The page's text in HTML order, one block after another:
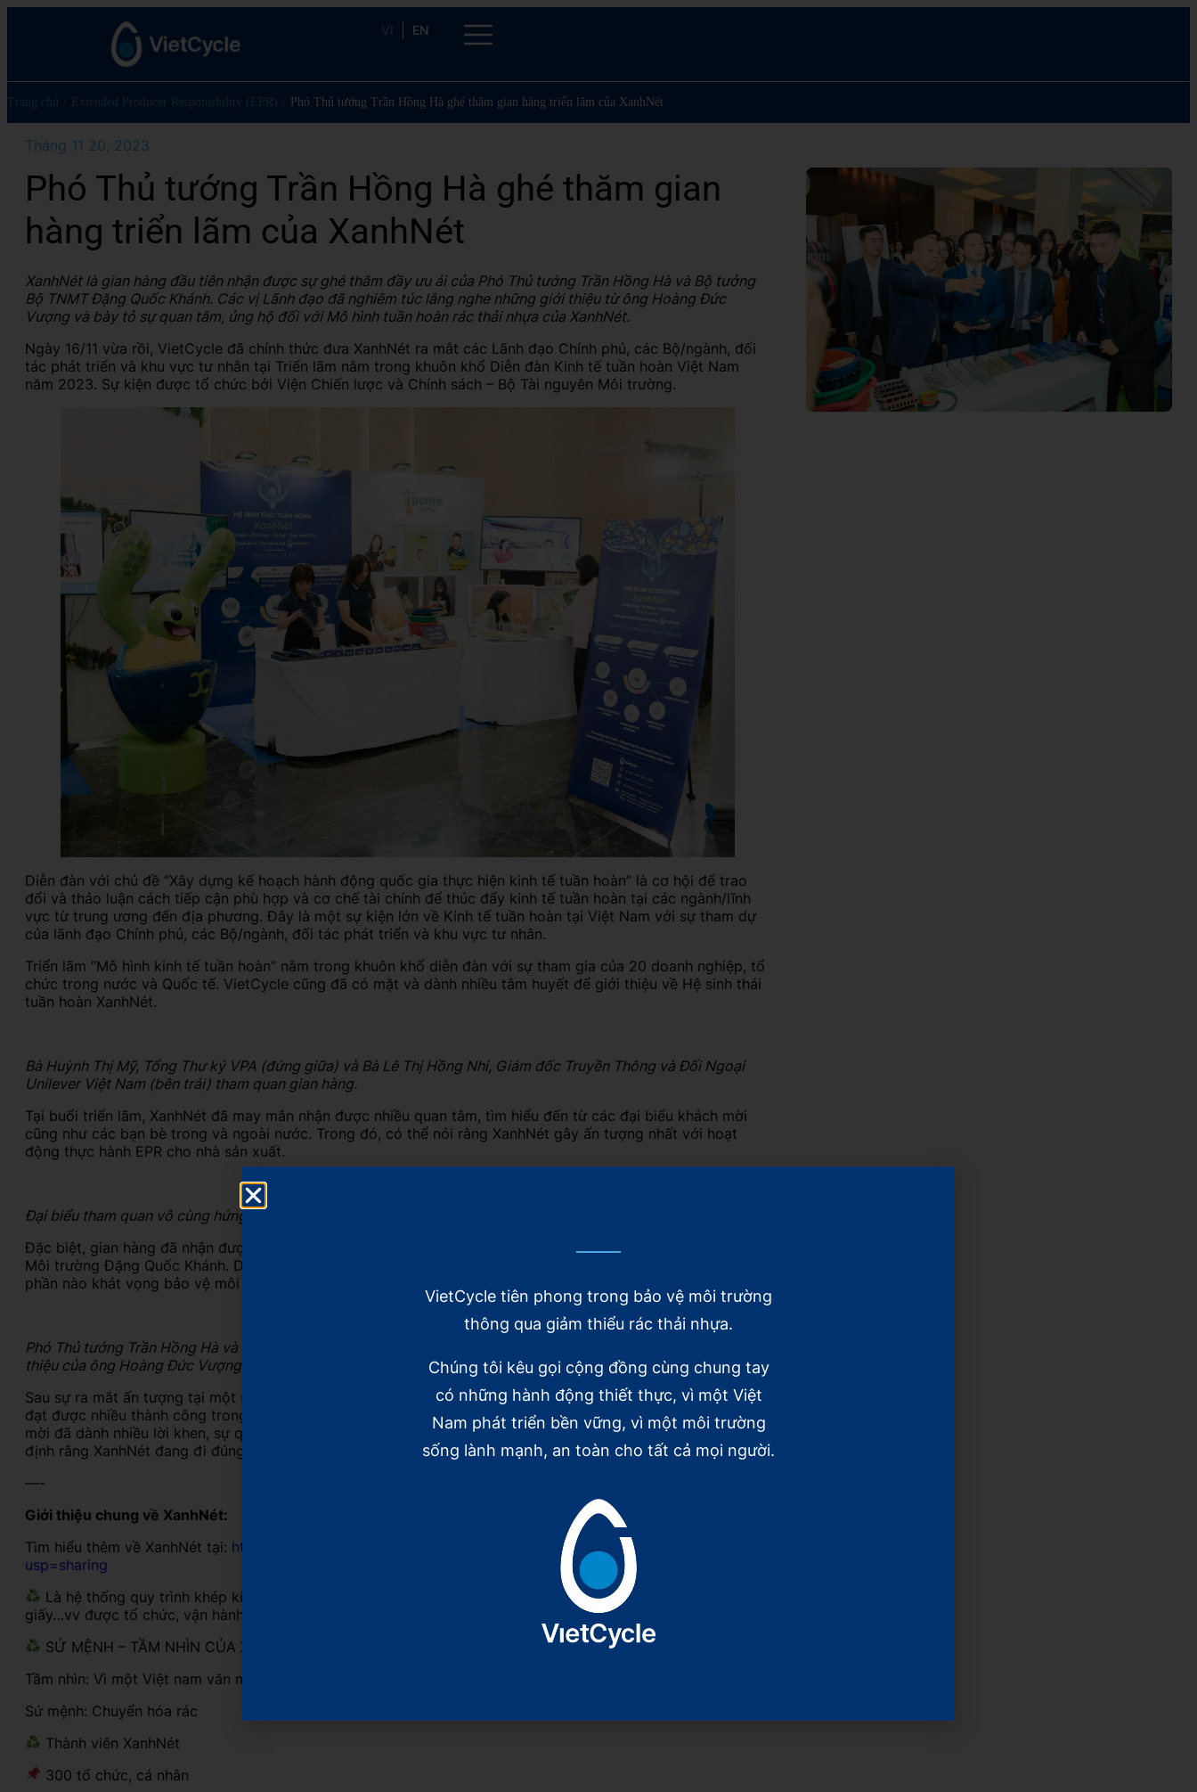
VI EN
Trang chủ Extended Producer Responsibility (EPR) Phó Thủ tướng Trần Hồng Hà ghé thăm gian hàng triển lãm của XanhNét
Tháng 11 20, 2023
Phó Thủ tướng Trần Hồng Hà ghé thăm gian
hàng triển lãm của XanhNét
XanhNét là gian hàng đầu tiên nhận được sự ghé thăm đầy ưu ái của Phó Thủ tướng Trần Hồng Hà và Bộ tưởng
Bộ TNMT Đặng Quốc Khánh. Các vị Lãnh đạo đã nghiêm túc lắng nghe những giới thiệu từ ông Hoàng Đức
Vượng và bày tỏ sự quan tâm, ủng hộ đối với Mô hình tuần hoàn rác thải nhựa của XanhNét.
Ngày 16/11 vừa rồi, VietCycle đã chính thức đưa XanhNét ra mắt các Lãnh đạo Chính phủ, các Bộ/ngành, đối
tác phát triển và khu vực tư nhân tại Triển lãm nằm trong khuôn khổ Diễn đàn Kinh tế tuần hoàn Việt Nam
năm 2023. Sự kiện được tổ chức bởi Viện Chiến lược và Chính sách – Bộ Tài nguyên Môi trường.
Diễn đàn với chủ đề “Xây dựng kế hoạch hành động quốc gia thực hiện kinh tế tuần hoàn” là cơ hội để trao
đổi và thảo luận cách tiếp cận phù hợp và cơ chế tài chính để thúc đẩy kinh tế tuần hoàn tại các ngành/lĩnh
vực từ trung ương đến địa phương. Đây là một sự kiện lớn về Kinh tế tuần hoàn tại Việt Nam với sự tham dự
của lãnh đạo Chính phủ, các Bộ/ngành, đối tác phát triển và khu vực tư nhân.
Triển lãm “Mô hình kinh tế tuần hoàn” nằm trong khuôn khổ diễn đàn với sự tham gia của 20 doanh nghiệp, tổ
chức trong nước và Quốc tế. VietCycle cũng đã có mặt và dành nhiều tâm huyết để giới thiệu về Hệ sinh thái
tuần hoàn XanhNét.
Bà Huỳnh Thị Mỹ, Tổng Thư ký VPA (đứng giữa) và Bà Lê Thị Hồng Nhi, Giám đốc Truyền Thông và Đối Ngoại
Unilever Việt Nam (bên trái) tham quan gian hàng.
Tại buổi triển lãm, XanhNét đã may mắn nhận được nhiều quan tâm, tìm hiểu đến từ các đại biểu khách mời
cũng như các bạn bè trong và ngoài nước. Trong đó, có thể nói rằng XanhNét gây ấn tượng nhất với hoạt
động thực hành EPR cho nhà sản xuất.
Đại biểu tham quan vô cùng hứng thú, tò mò với những sản phẩm trưng bày của XanhNét
Đặc biệt, gian hàng đã nhận được sự ghé thăm của Phó Thủ tướng Trần Hồng Hà và Bộ trưởng Bộ Tài nguyên
Môi trường Đặng Quốc Khánh. Dù với khoảng thời gian ít ỏi, chúng tôi tin rằng các vị lãnh đạo đã hiểu được
phần nào khát vọng bảo vệ môi trường, “Vì một Việt Nam văn minh với rác” của XanhNét cũng như VietCycle.
Phó Thủ tướng Trần Hồng Hà và Bộ trưởng Bộ Tài nguyên Môi trường Đặng Quốc Khánh lắng nghe những giới
thiệu của ông Hoàng Đức Vượng về XanhNét
Sau sự ra mắt ấn tượng tại một sự kiện tầm cỡ như vậy, XanhNét hứa hẹn sẽ là hệ sinh thái tuần hoàn rác thải
đạt được nhiều thành công trong tương lai. Và chúng tôi xin được dành lời cảm ơn tới các quý đại biểu, khách
mời đã dành nhiều lời khen, sự quan tâm đối với XanhNét cũng như VietCycle. Đây cũng chính là lời khẳng
định rằng XanhNét đang đi đúng đường, làm đúng việc!
—-
Giới thiệu chung về XanhNét:
Tìm hiểu thêm về XanhNét tại: https://drive.google.com/file/d/1BGRoGuJv1TLmJHNrT2ylhouxrH3H3h_D/view?
usp=sharing
Là hệ thống quy trình khép kín Thu gom – Phân loại – Tái chế – Thực hành EPR đối với các loại rác nhựa,
giấy…vv được tổ chức, vận hành bởi VietCycle Corp.
SỨ MỆNH – TẦM NHÌN CỦA XanhNét?
Tầm nhìn: Vì một Việt nam văn minh với rác
Sứ mệnh: Chuyển hóa rác
Thành viên XanhNét
300 tổ chức, cá nhân
VietCycle tiên phong trong bảo vệ môi trường
thông qua giảm thiểu rác thải nhựa.
Chúng tôi kêu gọi cộng đồng cùng chung tay
có những hành động thiết thực, vì một Việt
Nam phát triển bền vững, vì một môi trường
sống lành mạnh, an toàn cho tất cả mọi người.